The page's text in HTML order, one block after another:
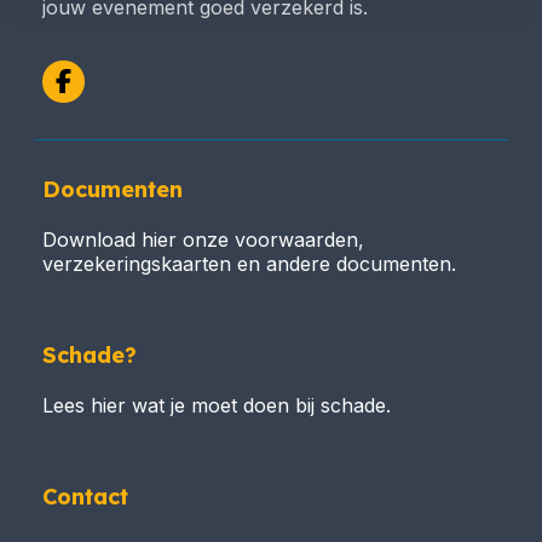
jouw evenement goed verzekerd is.
Facebook
Documenten
Download hier onze voorwaarden,
verzekeringskaarten en andere documenten.
Schade?
Lees hier wat je moet doen bij schade.
Contact